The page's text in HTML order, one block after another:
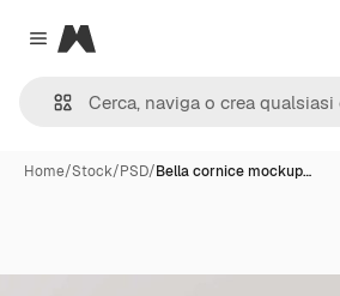
Close menu
Magnific
Home/Stock/PSD/Bella cornice mockup…